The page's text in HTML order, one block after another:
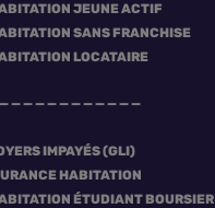
JEUNE ACTIF
SANS FRANCHISE
LOCATAIRE
IMPAYÉS (GLI)
HABITATION
ÉTUDIANT BOURSIER